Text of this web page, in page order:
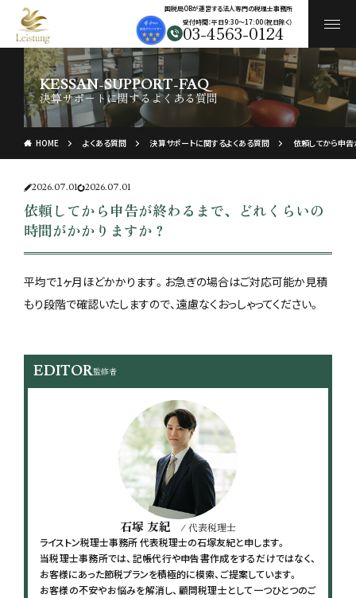
国税局OBが運営する法人専門の税理士事務所
受付時間：平日9:30〜17:00（祝日除く）
03-4563-0124
KESSAN-SUPPORT-FAQ
決算サポートに関するよくある質問
HOME よくある質問 決算サポートに関するよくある質問 依頼してから申告
2026.07.01 2026.07.01
依頼してから申告が終わるまで、どれくらいの
時間がかかりますか？
平均で1ヶ月ほどかかります。お急ぎの場合はご対応可能か見積
もり段階で確認いたしますので、遠慮なくおっしゃってください。
EDITOR監修者
石塚 友紀 / 代表税理士
ライストン税理士事務所 代表税理士の石塚友紀と申します。
当税理士事務所では、記帳代行や申告書作成をするだけではなく、
お客様にあった節税プランを積極的に模索、ご提案しています。
お客様の不安やお悩みを解消し、顧問税理士として一つひとつのご